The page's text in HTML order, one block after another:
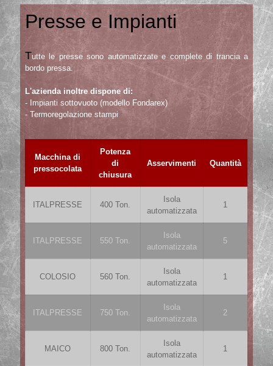
Presse e Impianti
Tutte le presse sono automatizzate e complete di trancia a
bordo pressa.
L'azienda inoltre dispone di:
- Impianti sottovuoto (modello Fondarex)
- Termoregolazione stampi
Macchina di
pressocolata
Potenza
di
chiusura
Asservimenti Quantità
ITALPRESSE 400 Ton.
Isola
automatizzata
1
ITALPRESSE 550 Ton.
Isola
automatizzata
5
COLOSIO 560 Ton.
Isola
automatizzata
1
ITALPRESSE 750 Ton.
Isola
automatizzata
2
MAICO 800 Ton.
Isola
automatizzata
1